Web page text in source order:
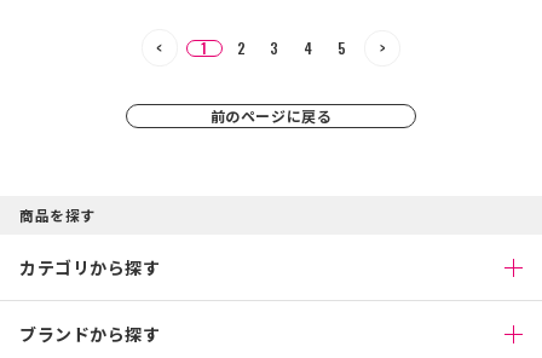
1 2 3 4 5
前のページに戻る
商品を探す
カテゴリから探す
ブランドから探す